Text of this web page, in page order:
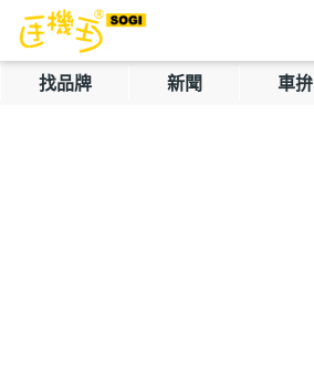
找品牌 新聞 車拚